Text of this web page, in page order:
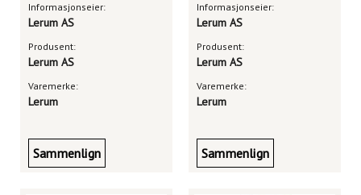
Informasjonseier:
Lerum AS
Produsent:
Lerum AS
Varemerke:
Lerum
Sammenlign
Informasjonseier:
Lerum AS
Produsent:
Lerum AS
Varemerke:
Lerum
Sammenlign